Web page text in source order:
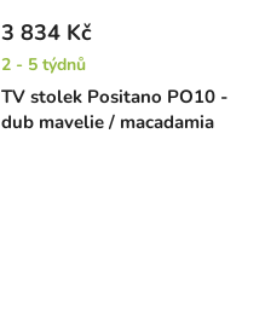
TV stolek Positano PO10 -
dub mavelie / macadamia
3 834 Kč
2 - 5 týdnů